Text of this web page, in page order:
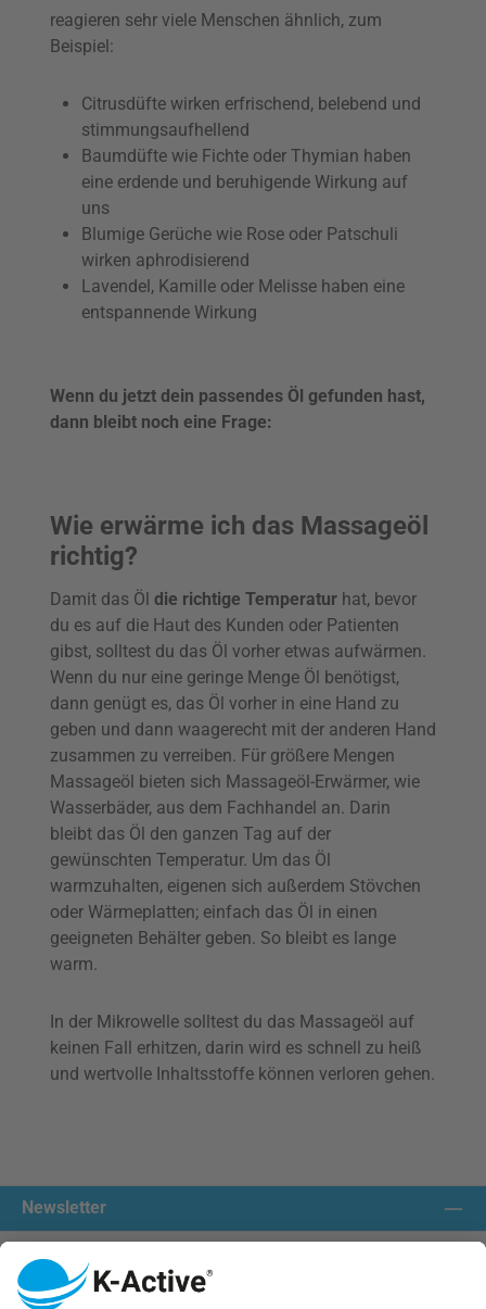
reagieren sehr viele Menschen ähnlich, zum
Beispiel:
Citrusdüfte wirken erfrischend, belebend und
stimmungsaufhellend
Baumdüfte wie Fichte oder Thymian haben
eine erdende und beruhigende Wirkung auf
uns
Blumige Gerüche wie Rose oder Patschuli
wirken aphrodisierend
Lavendel, Kamille oder Melisse haben eine
entspannende Wirkung
Wenn du jetzt dein passendes Öl gefunden hast,
dann bleibt noch eine Frage:
Wie erwärme ich das Massageöl
richtig?
Damit das Öl die richtige Temperatur hat, bevor
du es auf die Haut des Kunden oder Patienten
gibst, solltest du das Öl vorher etwas aufwärmen.
Wenn du nur eine geringe Menge Öl benötigst,
dann genügt es, das Öl vorher in eine Hand zu
geben und dann waagerecht mit der anderen Hand
zusammen zu verreiben. Für größere Mengen
Massageöl bieten sich Massageöl-Erwärmer, wie
Wasserbäder, aus dem Fachhandel an. Darin
bleibt das Öl den ganzen Tag auf der
gewünschten Temperatur. Um das Öl
warmzuhalten, eigenen sich außerdem Stövchen
oder Wärmeplatten; einfach das Öl in einen
geeigneten Behälter geben. So bleibt es lange
warm.
In der Mikrowelle solltest du das Massageöl auf
keinen Fall erhitzen, darin wird es schnell zu heiß
und wertvolle Inhaltsstoffe können verloren gehen.
Newsletter
Unsere Communities